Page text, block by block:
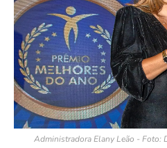
Administradora Elany Leão - Foto: